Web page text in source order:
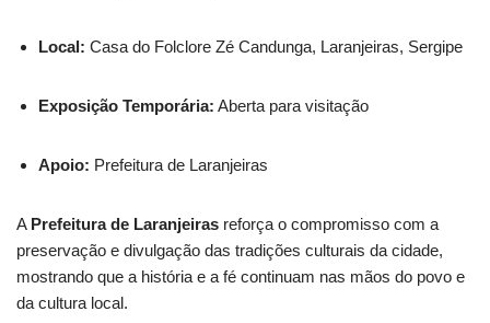
Local: Casa do Folclore Zé Candunga, Laranjeiras, Sergipe
Exposição Temporária: Aberta para visitação
Apoio: Prefeitura de Laranjeiras
A Prefeitura de Laranjeiras reforça o compromisso com a
preservação e divulgação das tradições culturais da cidade,
mostrando que a história e a fé continuam nas mãos do povo e
da cultura local.